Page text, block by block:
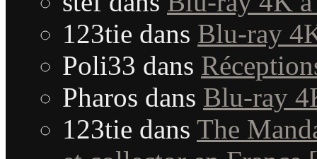
123tie dans Blu-ray
Poli33 dans
Pharos dans Blu-ray
123tie dans The